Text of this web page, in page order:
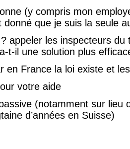
(y compris mon
donné que je suis la seule
appeler les inspecteurs du
t-il une solution plus
en France la loi existe et
votre aide
(notamment sur lieu
d’années en Suisse)